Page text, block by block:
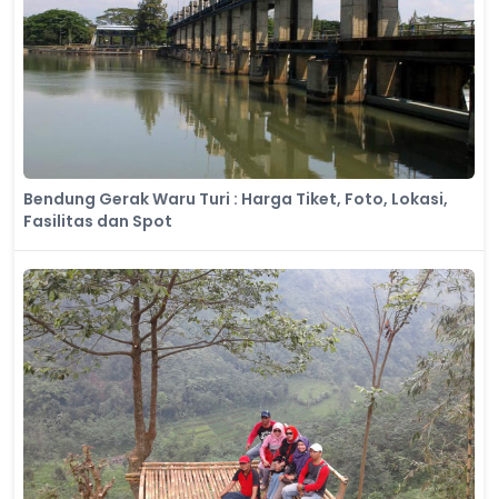
​Bendung Gerak Waru Turi : Harga Tiket, Foto, Lokasi,
Fasilitas dan Spot